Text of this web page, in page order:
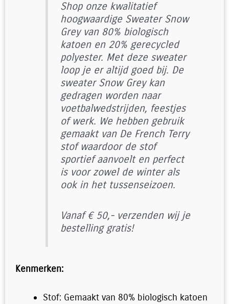
Shop onze kwalitatief
hoogwaardige Sweater Snow
Grey van 80% biologisch
katoen en 20% gerecycled
polyester. Met deze sweater
loop je er altijd goed bij. De
sweater Snow Grey kan
gedragen worden naar
voetbalwedstrijden, feestjes
of werk. We hebben gebruik
gemaakt van De French Terry
stof waardoor de stof
sportief aanvoelt en perfect
is voor zowel de winter als
ook in het tussenseizoen.
Vanaf € 50,- verzenden wij je
bestelling gratis!
Kenmerken:
Stof: Gemaakt van 80% biologisch katoen